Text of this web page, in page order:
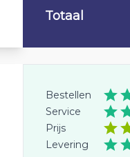
Totaal
Bestellen
Service
Prijs
Levering